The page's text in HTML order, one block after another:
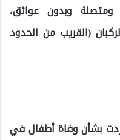
ومتصلة وبدون عوائق،
(القريب من الحدود
بشأن وفاة أطفال في